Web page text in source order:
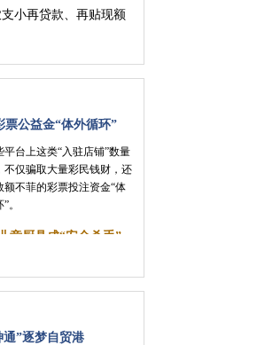
小再贷款、再贴现额
干劲
红利为区域企业带来
票公益金“体外循环”
平台上这类“入驻店铺”数量
不仅骗取大量彩民钱财，还
额不菲的彩票投注资金“体
。
童厨具成“安全杀手”
”逐梦自贸港